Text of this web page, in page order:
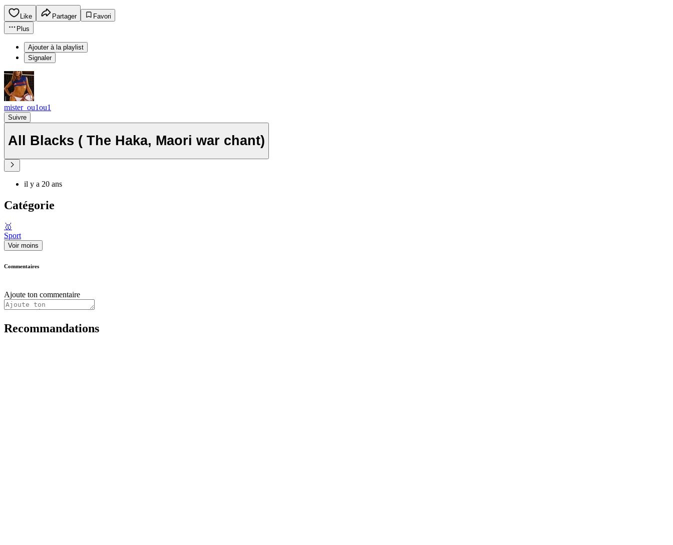
Like Partager
Favori
Plus
Ajouter à la playlist
Signaler
mister_ou1ou1
Suivre
All Blacks ( The Haka, Maori war chant)
il y a 20 ans
Catégorie
🥇
Sport
Voir moins
Commentaires
Ajoute ton commentaire
Recommandations